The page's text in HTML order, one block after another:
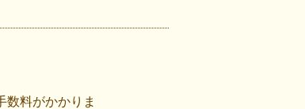
数料がかかりま